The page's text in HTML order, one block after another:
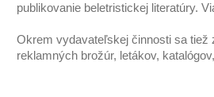
publikovanie beletristickej literatúry.
Okrem vydavateľskej činnosti sa tiež
reklamných brožúr, letákov,